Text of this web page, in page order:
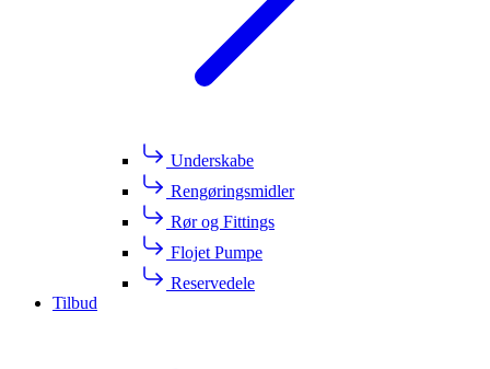
Underskabe
Rengøringsmidler
Rør og Fittings
Flojet Pumpe
Reservedele
Tilbud